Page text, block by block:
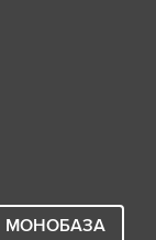
МОНОБАЗА